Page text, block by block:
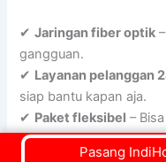
✔Jaringan fiber optik
gangguan.
✔ Layanan pelanggan
siap bantu kapan aja.
✔ Paket fleksibel –
lebih kencang.
Pasang